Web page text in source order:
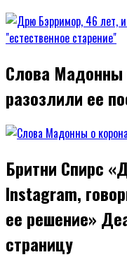
Слова Мадонны
разозлили ее
Бритни Спирс
Instagram,
ее решение»
страницу